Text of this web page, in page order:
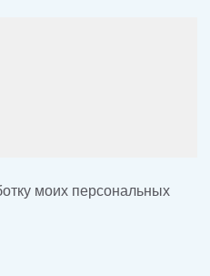
моих персональных